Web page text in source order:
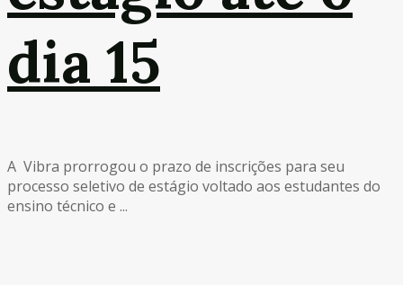
dia 15
A Vibra prorrogou o prazo de inscrições para seu
processo seletivo de estágio voltado aos estudantes do
ensino técnico e ...